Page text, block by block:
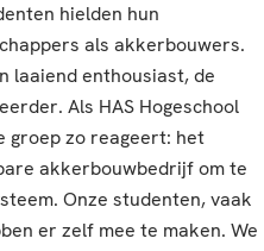
hielden hun
als akkerbouwers.
laaiend enthousiast, de
Als HAS Hogeschool
groep zo reageert: het
akkerbouwbedrijf om te
Onze studenten, vaak
er zelf mee te maken. We